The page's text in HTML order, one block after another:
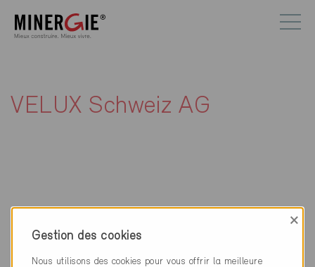
VELUX Schweiz AG
Contact
VELUX Schweiz AG
Bahnhofstrasse 40
Gestion des cookies
×
Nous utilisons des cookies pour vous offrir la meilleure